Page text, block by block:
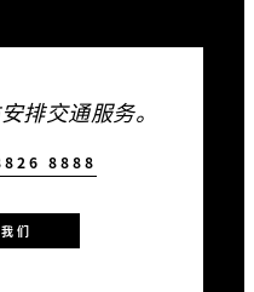
排交通服务。
8888
们